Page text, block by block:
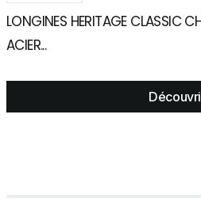
LONGINES HERITAGE CLASSIC
ACIER...